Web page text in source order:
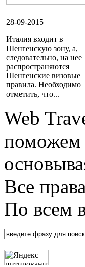
28-09-2015
Италия входит в
Шенгенскую зону, а,
следовательно, на нее
распространяются
Шенгенские визовые
правила. Необходимо
отметить, что...
Web
поможем
Все
По всем